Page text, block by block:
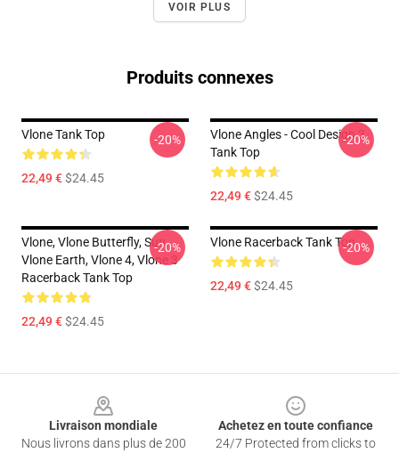
VOIR PLUS
Produits connexes
Vlone Tank Top
22,49 €$24.45
-20%
Vlone Angles - Cool Design 3
Tank Top
22,49 €$24.45
-20%
Vlone, Vlone Butterfly, Sun,
Vlone Earth, Vlone 4, Vlone 3
Racerback Tank Top
22,49 €$24.45
-20% Vlone Racerback Tank Top
22,49 €$24.45
-20%
Livraison mondiale
Nous livrons dans plus de 200
Achetez en toute confiance
24/7 Protected from clicks to